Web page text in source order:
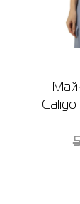
Caligo